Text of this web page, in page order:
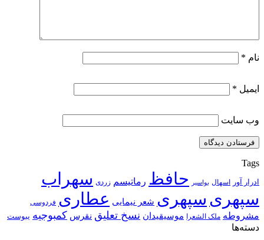
نام *
ایمیل *
وب‌ سایت
Tags
ادرار آور اسهال بواسیر حافظ رماتیسم زردی سهراب
سپهری سپهری شعر نیمایی عطاری فردوسی
مشروطه ملک الشعرا موسیقیدان نسخ تعلیق نقرس کمبوجیه یبوست
دسته‌ها